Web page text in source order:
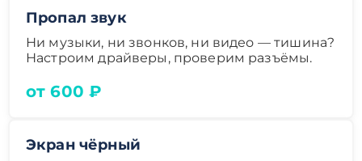
Пропал звук
Ни музыки, ни звонков, ни видео — тишина?
Настроим драйверы, проверим разъёмы.
от 600 ₽
Экран чёрный